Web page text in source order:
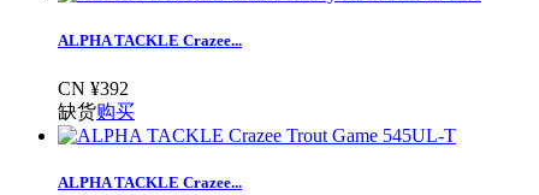
ALPHA TACKLE Crazee...
CN ¥392
缺货购买
ALPHA TACKLE Crazee...